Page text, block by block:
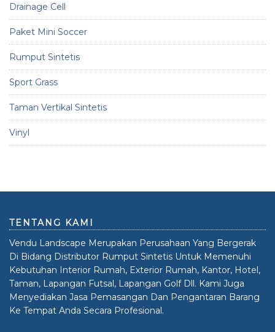
Drainage Cell
Paket Mini Soccer
Rumput Sintetis
Sport Grass
Taman Vertikal Sintetis
Vinyl
TENTANG KAMI
Vendu Landscape Merupakan Perusahaan Yang Bergerak
Di Bidang Distributor Rumput Sintetis Untuk Memenuhi
Kebutuhan Interior Rumah, Exterior Rumah, Kantor, Hotel,
Taman, Lapangan Futsal, Lapangan Golf Dll. Kami Juga
Menyediakan Jasa Pemasangan Dan Pengantaran Barang
Ke Tempat Anda Secara Profesional.